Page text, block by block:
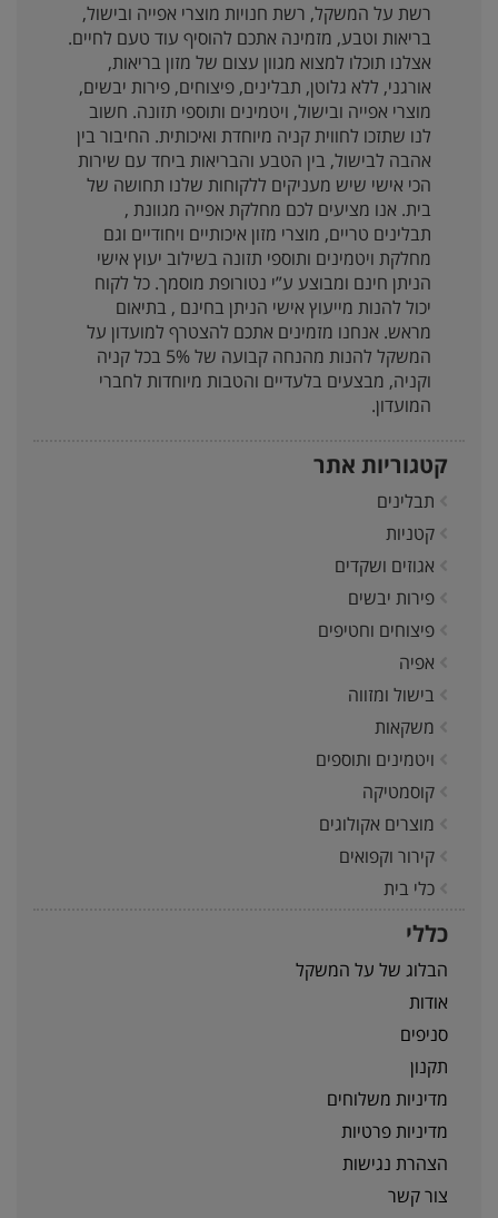
רשת על המשקל, רשת חנויות מוצרי אפייה ובישול,
בריאות וטבע, מזמינה אתכם להוסיף עוד טעם לחיים.
אצלנו תוכלו למצוא מגוון עצום של מזון בריאות,
אורגני, ללא גלוטן, תבלינים, פיצוחים, פירות יבשים,
מוצרי אפייה ובישול, ויטמינים ותוספי תזונה. חשוב
לנו שתזכו לחווית קניה מיוחדת ואיכותית. החיבור בין
אהבה לבישול, בין הטבע והבריאות ביחד עם שירות
הכי אישי שיש מעניקים ללקוחות שלנו תחושה של
בית. אנו מציעים לכם מחלקת אפייה מגוונת ,
תבלינים טריים, מוצרי מזון איכותיים ויחודיים וגם
מחלקת ויטמינים ותוספי תזונה בשילוב יעוץ אישי
הניתן חינם ומבוצע ע”י נטורופת מוסמך. כל לקוח
יכול להנות מייעוץ אישי הניתן בחינם , בתיאום
מראש. אנחנו מזמינים אתכם להצטרף למועדון על
המשקל להנות מהנחה קבועה של 5% בכל קניה
וקניה, מבצעים בלעדיים והטבות מיוחדות לחברי
המועדון.
קטגוריות אתר
תבלינים
קטניות
אגוזים ושקדים
פירות יבשים
פיצוחים וחטיפים
אפיה
בישול ומזווה
משקאות
ויטמינים ותוספים
קוסמטיקה
מוצרים אקולוגים
קירור וקפואים
כלי בית
כללי
הבלוג של על המשקל
אודות
סניפים
תקנון
מדיניות משלוחים
מדיניות פרטיות
הצהרת נגישות
צור קשר